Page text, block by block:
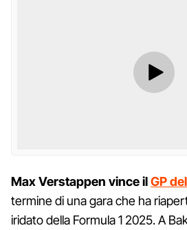
Max Verstappen vince ilGP
termine di una gara che ha
iridato della Formula 1 2025. A